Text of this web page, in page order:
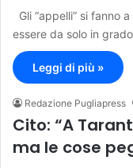
Gli “appelli” si fanno
essere da solo in
Leggi di più »
Redazione Pugliapress
Cito: “A
ma le cose